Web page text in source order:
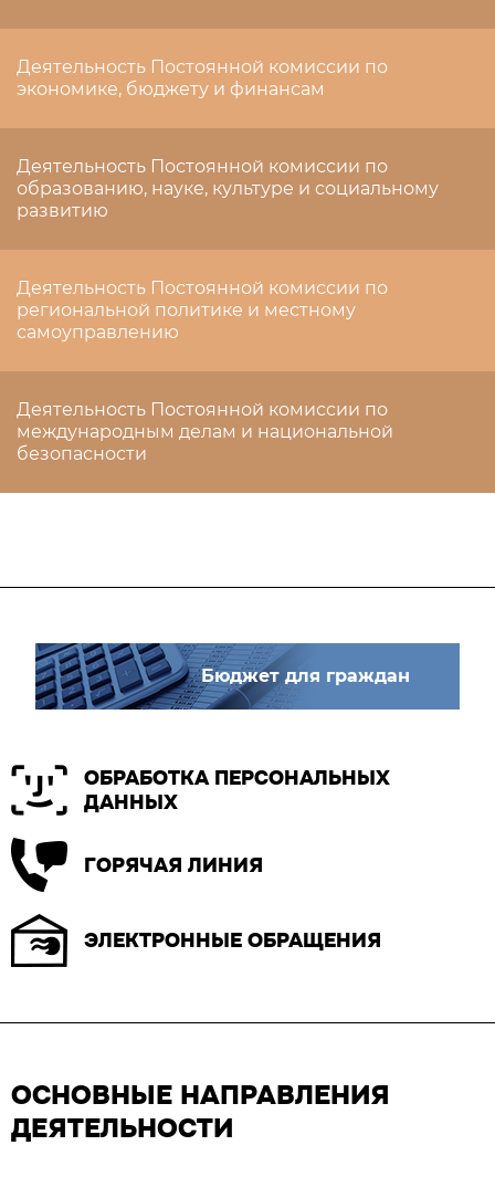
Деятельность Постоянной комиссии по
экономике, бюджету и финансам
Деятельность Постоянной комиссии по
образованию, науке, культуре и социальному
развитию
Деятельность Постоянной комиссии по
региональной политике и местному
самоуправлению
Деятельность Постоянной комиссии по
международным делам и национальной
безопасности
Бюджет для граждан
ОБРАБОТКА ПЕРСОНАЛЬНЫХ
ДАННЫХ
ГОРЯЧАЯ ЛИНИЯ
ЭЛЕКТРОННЫЕ ОБРАЩЕНИЯ
ОСНОВНЫЕ НАПРАВЛЕНИЯ
ДЕЯТЕЛЬНОСТИ